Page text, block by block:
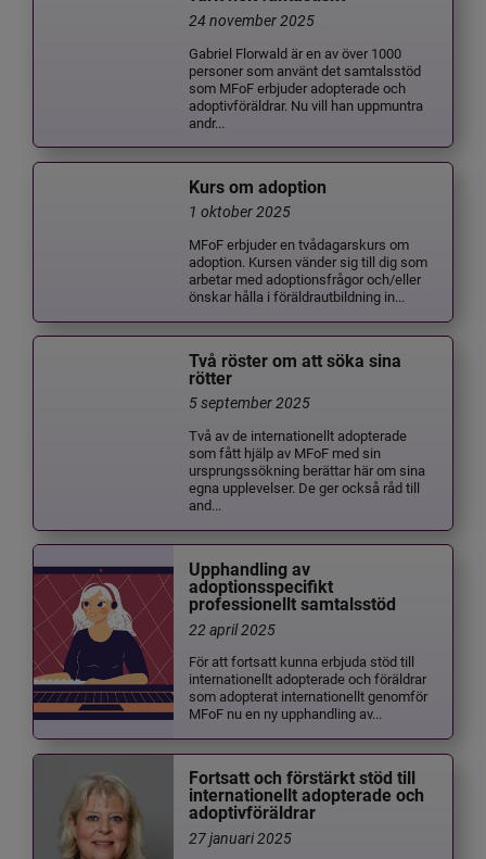
24 november 2025
Gabriel Florwald är en av över 1000
personer som använt det samtalsstöd
som MFoF erbjuder adopterade och
adoptivföräldrar. Nu vill han uppmuntra
andr...
Kurs om adoption
1 oktober 2025
MFoF erbjuder en tvådagarskurs om
adoption. Kursen vänder sig till dig som
arbetar med adoptionsfrågor och/eller
önskar hålla i föräldrautbildning in...
Två röster om att söka sina
rötter
5 september 2025
Två av de internationellt adopterade
som fått hjälp av MFoF med sin
ursprungssökning berättar här om sina
egna upplevelser. De ger också råd till
and...
Upphandling av
adoptionsspecifikt
professionellt samtalsstöd
22 april 2025
För att fortsatt kunna erbjuda stöd till
internationellt adopterade och föräldrar
som adopterat internationellt genomför
MFoF nu en ny upphandling av...
Fortsatt och förstärkt stöd till
internationellt adopterade och
adoptivföräldrar
27 januari 2025